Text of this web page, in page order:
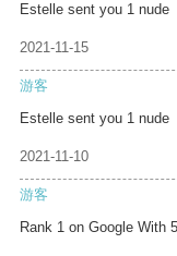
Estelle sent you 1 nude
2021-11-15
游客
Estelle sent you 1 nude
2021-11-10
游客
Rank 1 on Google With 5